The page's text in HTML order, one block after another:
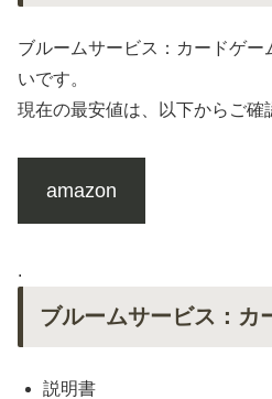
ブルームサービス：カードゲー
いです。
現在の最安値は、以下からご確
amazon
.
ブルームサービス：カ
説明書